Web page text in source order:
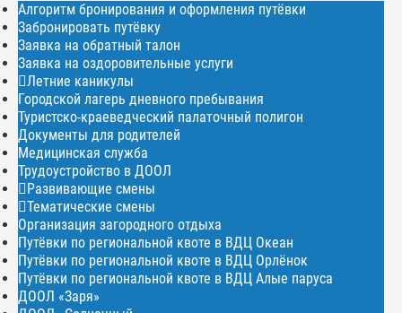
Алгоритм бронирования и оформления путёвки
Забронировать путёвку
Заявка на обратный талон
Заявка на оздоровительные услуги
Летние каникулы
Городской лагерь дневного пребывания
Туристско-краеведческий палаточный полигон
Документы для родителей
Медицинская служба
Трудоустройство в ДООЛ
Развивающие смены
Тематические смены
Организация загородного отдыха
Путёвки по региональной квоте в ВДЦ Океан
Путёвки по региональной квоте в ВДЦ Орлёнок
Путёвки по региональной квоте в ВДЦ Алые паруса
ДООЛ «Заря»